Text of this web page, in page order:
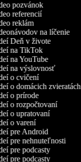
pozvánok
referencií
reklám
na líčenie
Deň v živote
na TikTok
na YouTube
na výslovnosť
o cvičení
o domácich zvieratách
o prírode
o rozpočtovaní
o upratovaní
o varení
pre Android
pre nehnuteľnosti
pre podcasty
pre podcasty